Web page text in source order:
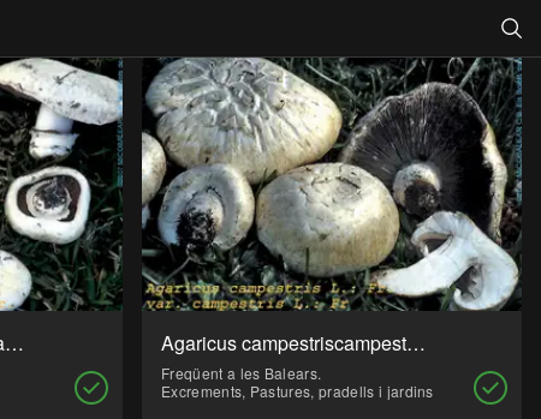
Agaricus bitorquis (Bolet, Xampinyó) Agaricus campestriscampestris (Bolet, Pexigà, Xampinyó)
Freqüent a les Balears.
Excrements, Pastures, pradells i jardins